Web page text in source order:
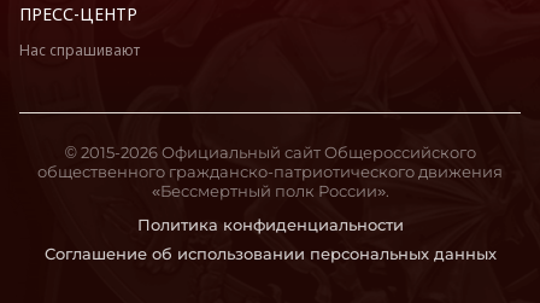
ПРЕСС-ЦЕНТР
Нас спрашивают
Политика конфиденциальности
Соглашение об использовании персональных данных
© 2015-2026 Официальный сайт Общероссийского
общественного гражданско-патриотического движения
«Бессмертный полк России».